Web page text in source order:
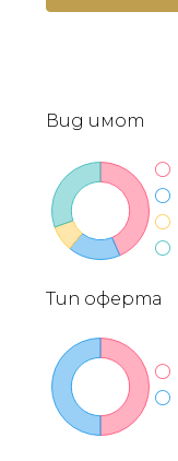
Вид имот
Тип оферта